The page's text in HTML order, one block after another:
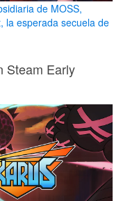
de MOSS,
la esperada secuela de
Steam Early